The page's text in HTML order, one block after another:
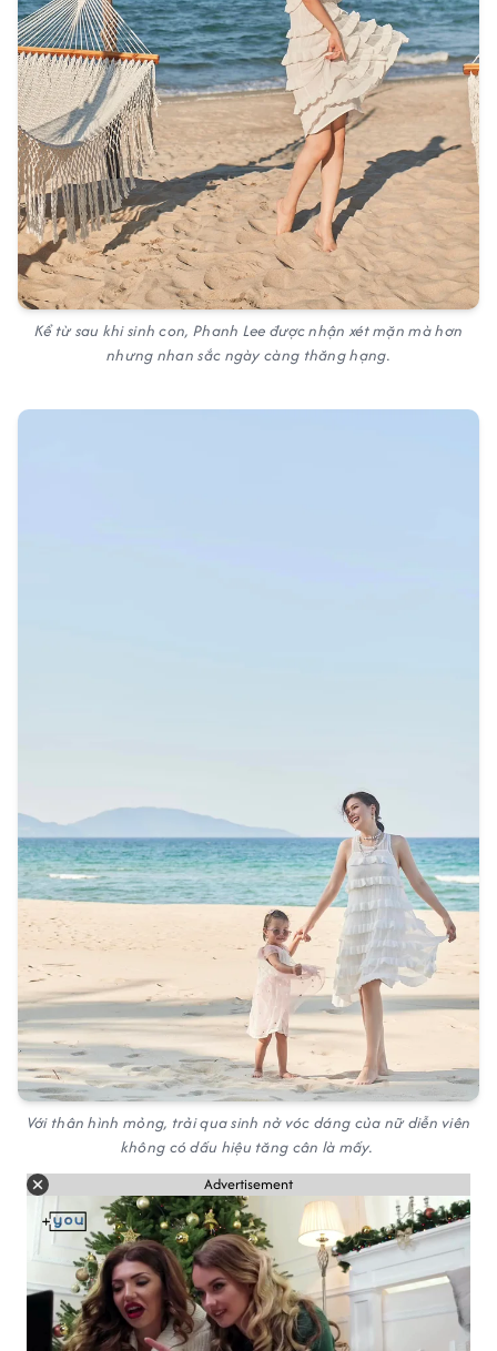
Kể từ sau khi sinh con, Phanh Lee được nhận xét mặn mà hơn
nhưng nhan sắc ngày càng thăng hạng.
Với thân hình mỏng, trải qua sinh nở vóc dáng của nữ diễn viên
không có dấu hiệu tăng cân là mấy.
Advertisement